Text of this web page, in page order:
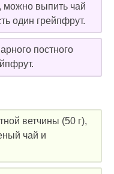
можно выпить чай
один грейпфрут.
постного
ветчины (50 г),
чай и